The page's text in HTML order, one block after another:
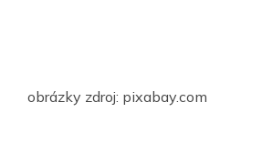
obrázky zdroj: pixabay.com